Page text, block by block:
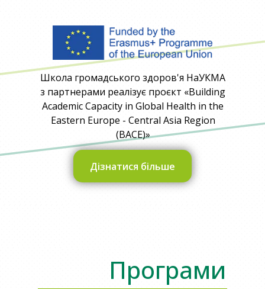
Школа громадського здоров'я НаУКМА
з партнерами реалізує проєкт «Building
Academic Capacity in Global Health in the
Eastern Europe - Central Asia Region
(BACE)»
Дізнатися більше
Програми